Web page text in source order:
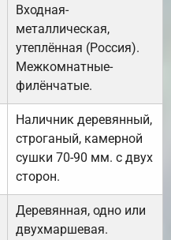
Входная-
металлическая,
утеплённая (Россия).
Межкомнатные-
филёнчатые.
Наличник деревянный,
строганый, камерной
сушки 70-90 мм. с двух
сторон.
Деревянная, одно или
двухмаршевая.